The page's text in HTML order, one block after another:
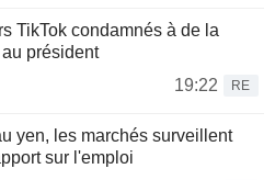
TikTok condamnés à de la
président
19:22
RE
yen, les marchés surveillent
sur l'emploi